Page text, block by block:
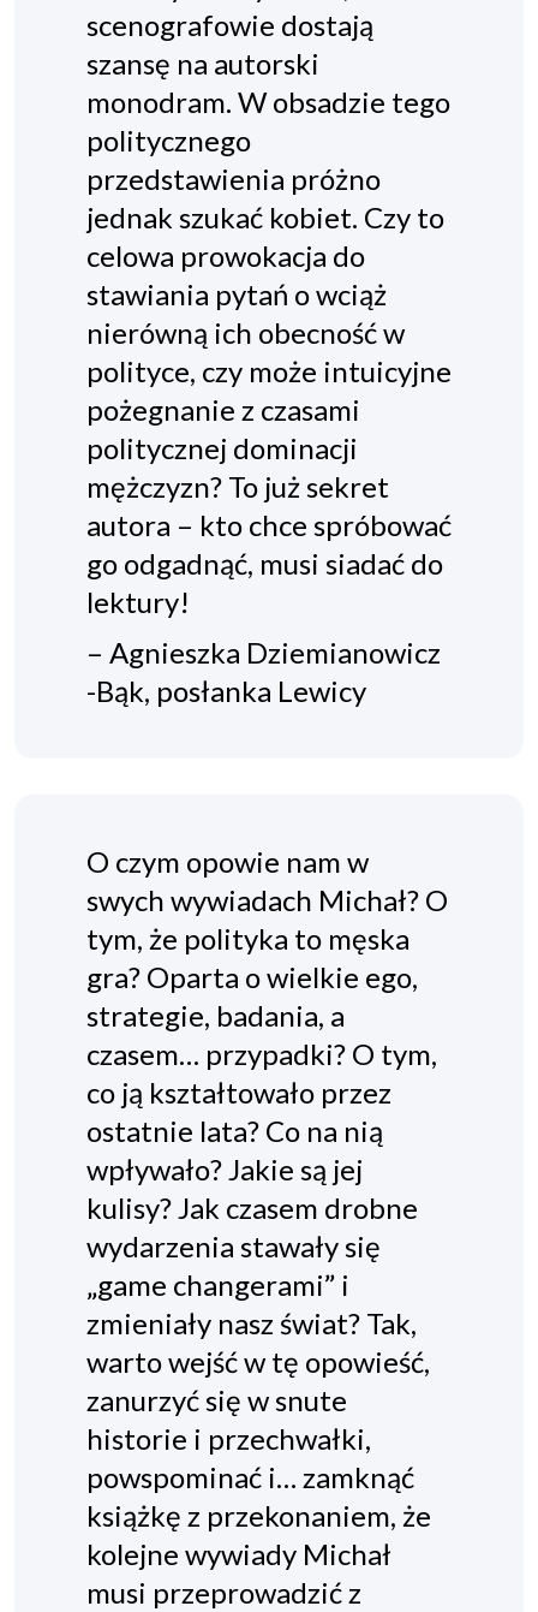
scenografowie dostają
szansę na autorski
monodram. W obsadzie tego
politycznego
przedstawienia próżno
jednak szukać kobiet. Czy to
celowa prowokacja do
stawiania pytań o wciąż
nierówną ich obecność w
polityce, czy może intuicyjne
pożegnanie z czasami
politycznej dominacji
mężczyzn? To już sekret
autora – kto chce spróbować
go odgadnąć, musi siadać do
lektury!
– Agnieszka Dziemianowicz
-Bąk, posłanka Lewicy
O czym opowie nam w
swych wywiadach Michał? O
tym, że polityka to męska
gra? Oparta o wielkie ego,
strategie, badania, a
czasem… przypadki? O tym,
co ją kształtowało przez
ostatnie lata? Co na nią
wpływało? Jakie są jej
kulisy? Jak czasem drobne
wydarzenia stawały się
„game changerami” i
zmieniały nasz świat? Tak,
warto wejść w tę opowieść,
zanurzyć się w snute
historie i przechwałki,
powspominać i… zamknąć
książkę z przekonaniem, że
kolejne wywiady Michał
musi przeprowadzić z